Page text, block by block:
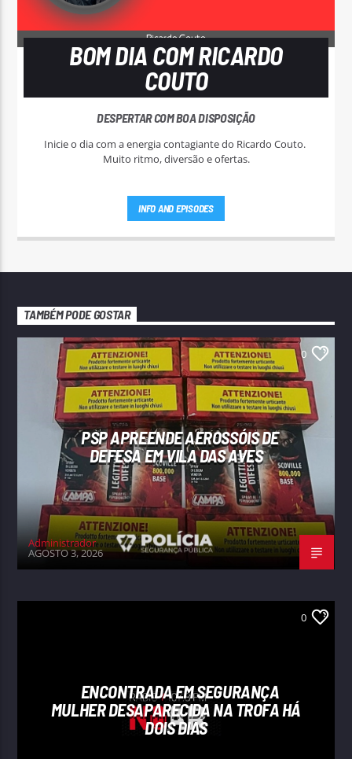
BOM DIA COM RICARDO
COUTO
DESPERTAR COM BOA DISPOSIÇÃO
Inicie o dia com a energia contagiante do Ricardo Couto.
Muito ritmo, diversão e ofertas.
INFO AND EPISODES
TAMBÉM PODE GOSTAR
0
PSP APREENDE AEROSSÓIS DE
DEFESA EM VILA DAS AVES
Administrador
AGOSTO 3, 2026
0
ENCONTRADA EM SEGURANÇA
MULHER DESAPARECIDA NA TROFA HÁ
DOIS DIAS